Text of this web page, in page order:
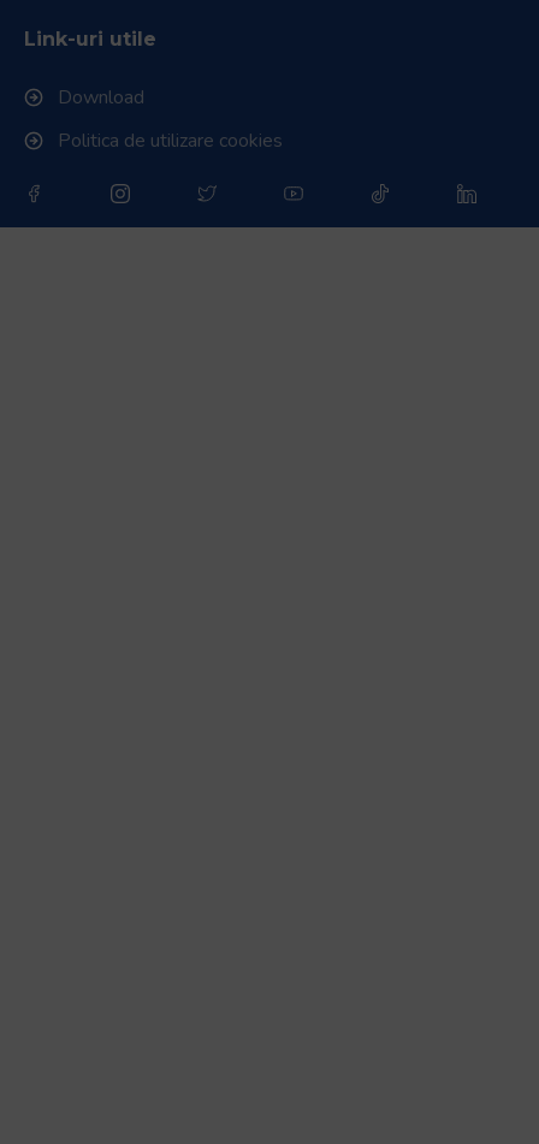
Link-uri utile
Download
Politica de utilizare cookies